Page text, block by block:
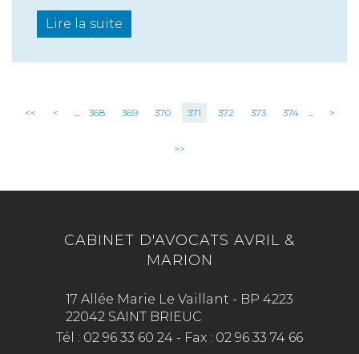
Lire la suite
<< < ... 368 369 370 371 372 373 374 ... >
>>
CABINET D'AVOCATS AVRIL &
MARION
17 Allée Marie Le Vaillant - BP 4223
22042 SAINT BRIEUC
Tél : 02 96 33 60 24 - Fax : 02 96 33 74 66